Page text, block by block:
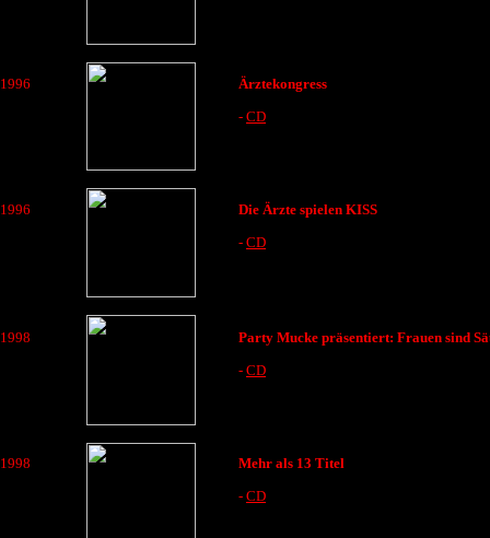
1996
Ärztekongress
- CD
1996
Die Ärzte spielen KISS
- CD
1998
Party Mucke präsentiert: Frauen sind
- CD
1998
Mehr als 13 Titel
- CD